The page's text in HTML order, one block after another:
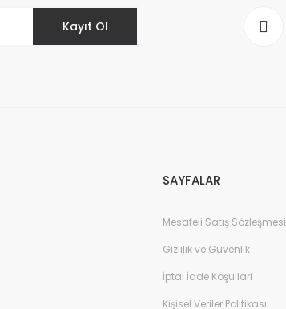
Kayıt Ol
SAYFALAR
Mesafeli Satış Sözleşmesi
Gizlilik ve Güvenlik
İptal İade Koşullari
Kişisel Veriler Politikası